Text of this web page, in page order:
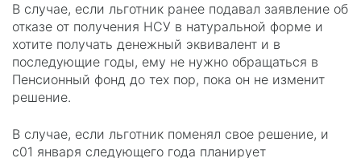
В случае, если льготник ранее подавал заявление об
отказе от получения НСУ в натуральной форме и
хотите получать денежный эквивалент и в
последующие годы, ему не нужно обращаться в
Пенсионный фонд до тех пор, пока он не изменит
решение.
В случае, если льготник поменял свое решение, и
с01 января следующего года планирует